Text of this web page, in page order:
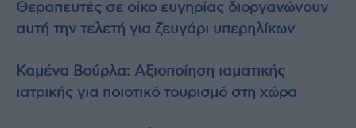
Θεραπευτές σε οίκο ευγηρίας διοργανώνουν
αυτή την τελετή για ζευγάρι υπερηλίκων
Καμένα Βούρλα: Αξιοποίηση ιαματικής
ιατρικής για ποιοτικό τουρισμό στη χώρα